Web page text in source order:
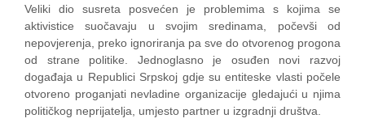
Veliki dio susreta posvećen je problemima s kojima se
aktivistice suočavaju u svojim sredinama, počevši od
nepovjerenja, preko ignoriranja pa sve do otvorenog progona
od strane politike. Jednoglasno je osuđen novi razvoj
događaja u Republici Srpskoj gdje su entiteske vlasti počele
otvoreno proganjati nevladine organizacije gledajući u njima
političkog neprijatelja, umjesto partner u izgradnji društva.